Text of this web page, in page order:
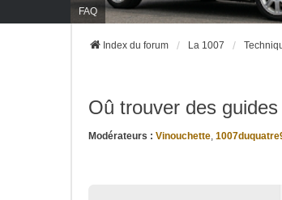
FAQ
Index du forum La 1007
Oû trouver des
Modérateurs : Vinouchette,